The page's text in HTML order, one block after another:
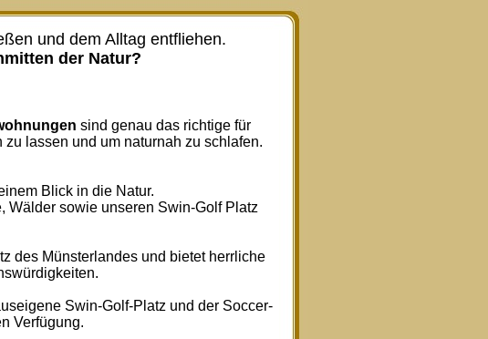
und dem Alltag entfliehen.
der Natur?
sind genau das richtige für
lassen und um naturnah zu schlafen.
Blick in die Natur.
Wälder sowie unseren Swin-Golf Platz
des Münsterlandes und bietet herrliche
Swin-Golf-Platz und der Soccer-
Verfügung.